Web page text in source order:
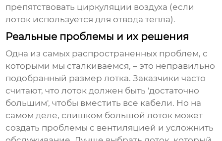
препятствовать циркуляции воздуха (если
лоток используется для отвода тепла).
Реальные проблемы и их решения
Одна из самых распространенных проблем, с
которыми мы сталкиваемся, – это неправильно
подобранный размер лотка. Заказчики часто
считают, что лоток должен быть 'достаточно
большим', чтобы вместить все кабели. Но на
самом деле, слишком большой лоток может
создать проблемы с вентиляцией и усложнить